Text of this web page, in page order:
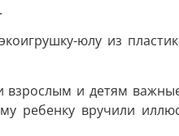
юлу из
и детям
ребенку вручили